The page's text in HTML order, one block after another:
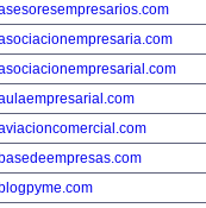
basedeempresas.com
blogpyme.com